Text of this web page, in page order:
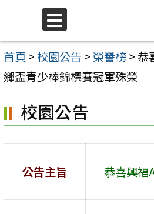
選
單
主
要
容
區
首頁 >校園公告 > 榮譽榜>恭
鄉盃青少棒錦標賽冠軍殊榮
校園公告
公告主旨 恭喜興福